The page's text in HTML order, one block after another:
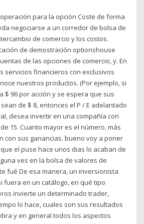
para la opción Coste de forma
negociarse a un corredor de bolsa de
de comercio y los costos.
de demostración optionshouse
de las opciones de comercio, y. En
servicios financieros con exclusivos
nuestros productos. (Por ejemplo, si
$ 96 por acción y se espera que sus
de $ 8, entonces el P / E adelantado
desea invertir en una compañía con
15. Cuanto mayor es el número, más
con sus ganancias. bueno voy a poner
el puse hace unos dias lo acaban de
ves en la bolsa de valores de
fué De esa manera, un inversionista
fuera en un catálogo, en qué tipo
invierte un determinado trader,
lo hace, cuales son sus resultados
y en general todos los aspectos